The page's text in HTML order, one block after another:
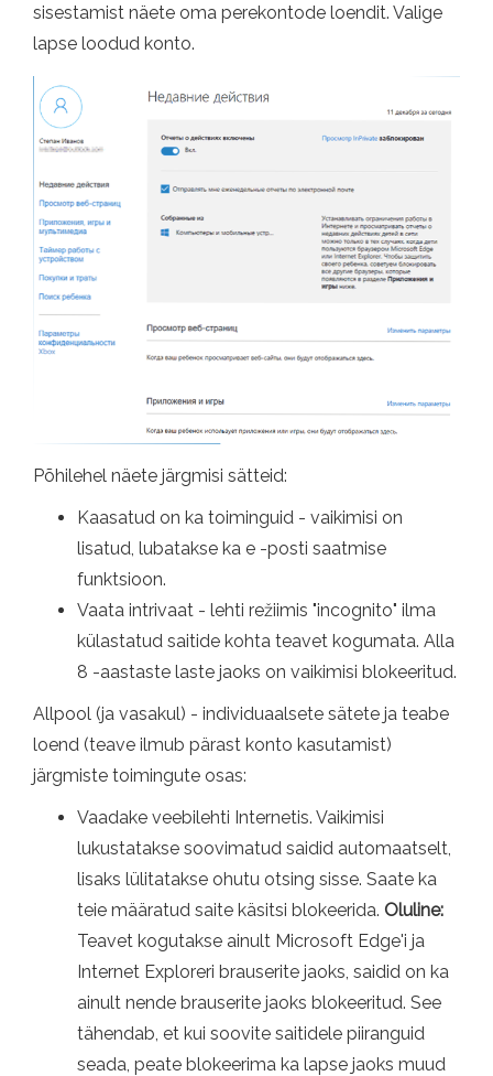
sisestamist näete oma perekontode loendit. Valige
lapse loodud konto.
Põhilehel näete järgmisi sätteid:
Kaasatud on ka toiminguid - vaikimisi on
lisatud, lubatakse ka e -posti saatmise
funktsioon.
Vaata intrivaat - lehti režiimis "incognito" ilma
külastatud saitide kohta teavet kogumata. Alla
8 -aastaste laste jaoks on vaikimisi blokeeritud.
Allpool (ja vasakul) - individuaalsete sätete ja teabe
loend (teave ilmub pärast konto kasutamist)
järgmiste toimingute osas:
Vaadake veebilehti Internetis. Vaikimisi
lukustatakse soovimatud saidid automaatselt,
lisaks lülitatakse ohutu otsing sisse. Saate ka
teie määratud saite käsitsi blokeerida. Oluline:
Teavet kogutakse ainult Microsoft Edge'i ja
Internet Exploreri brauserite jaoks, saidid on ka
ainult nende brauserite jaoks blokeeritud. See
tähendab, et kui soovite saitidele piiranguid
seada, peate blokeerima ka lapse jaoks muud